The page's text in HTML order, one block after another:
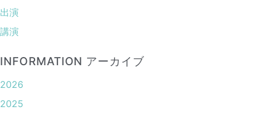
出演
講演
INFORMATION アーカイブ
2026
2025